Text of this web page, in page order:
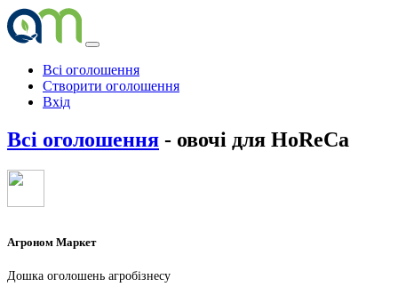
Всі оголошення
Створити оголошення
Вхід
Всі оголошення - овочі для HoReCa
Агроном Маркет
Дошка оголошень агробізнесу